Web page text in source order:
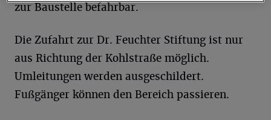
zur Baustelle befahrbar.
Die Zufahrt zur Dr. Feuchter Stiftung ist nur
aus Richtung der Kohlstraße möglich.
Umleitungen werden ausgeschildert.
Fußgänger können den Bereich passieren.